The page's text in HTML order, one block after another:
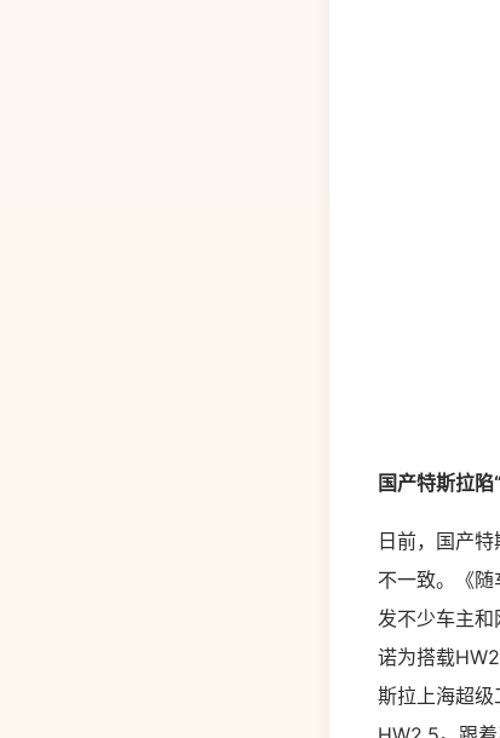
国产特斯拉
日前，国产
不一致。《
发不少车主
诺为搭载
斯拉上海超